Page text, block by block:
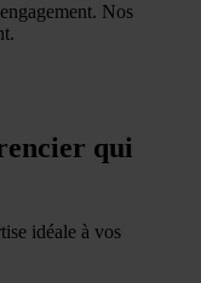
Nos
qui
idéale à vos